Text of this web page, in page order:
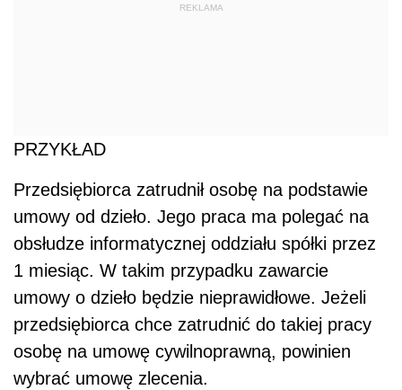
REKLAMA
PRZYKŁAD
Przedsiębiorca zatrudnił osobę na podstawie
umowy od dzieło. Jego praca ma polegać na
obsłudze informatycznej oddziału spółki przez
1 miesiąc. W takim przypadku zawarcie
umowy o dzieło będzie nieprawidłowe. Jeżeli
przedsiębiorca chce zatrudnić do takiej pracy
osobę na umowę cywilnoprawną, powinien
wybrać umowę zlecenia.